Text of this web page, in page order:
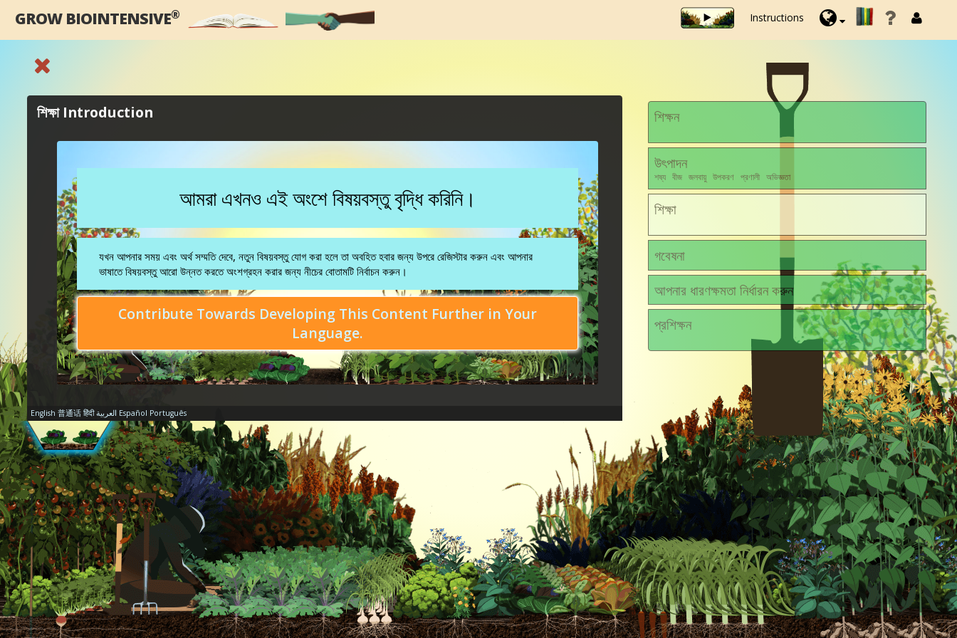
GROW BIOINTENSIVE® Instructions
শিক্ষা Introduction
আমরা এখনও এই অংশে বিষয়বস্তু বৃদ্ধি করিনি।
যখন আপনার সময় এবং অর্থ সম্মতি দেবে, নতুন বিষয়বস্তু যোগ করা হলে তা অবহিত হবার জন্য উপরে রেজিস্টার করুন এবং আপনার
ভাষাতে বিষয়বস্তু আরো উন্নত করতে অংশগ্রহন করার জন্য নীচের বোতামটি নির্বাচন করুন।
Contribute Towards Developing This Content Further in Your
Language.
English 普通话 हिंदी العربية Español Português
শিক্ষন
উৎপাদন
শষ্য বীজ জলবায়ু উপকরণ প্রণালী অভিজ্ঞতা
শিক্ষা
গবেষনা
আপনার ধারণক্ষমতা নির্ধারন করুন
প্রশিক্ষন